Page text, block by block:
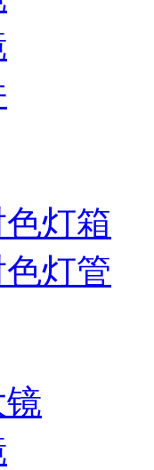
灯箱
灯管